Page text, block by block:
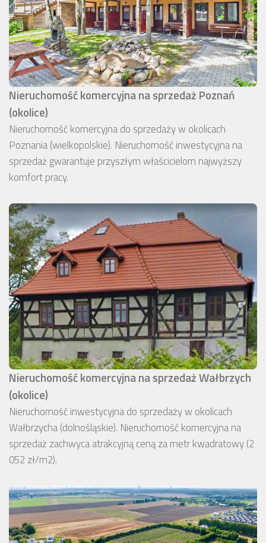
Nieruchomość komercyjna na sprzedaż Poznań
(okolice)
Nieruchomość komercyjna do sprzedaży w okolicach
Poznania (wielkopolskie). Nieruchomość inwestycyjna na
sprzedaż gwarantuje przyszłym właścicielom najwyższy
komfort pracy.
Nieruchomość komercyjna na sprzedaż Wałbrzych
(okolice)
Nieruchomość inwestycyjna do sprzedaży w okolicach
Wałbrzycha (dolnośląskie). Nieruchomość komercyjna na
sprzedaż zachwyca atrakcyjną ceną za metr kwadratowy (2
052 zł/m2).